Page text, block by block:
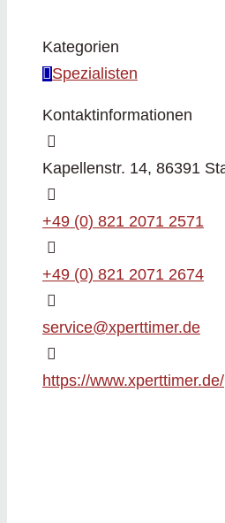
Kategorien
Spezialisten
Kontaktinformationen
Kapellenstr. 14, 86391
+49 (0) 821 2071 2571
+49 (0) 821 2071 2674
service@xperttimer.de
https://www.xperttimer.de/